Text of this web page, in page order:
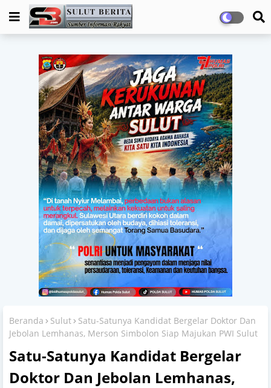
Beranda Sulut
Satu-Satunya Kandidat Bergelar Doktor Dan
Jebolan Lemhanas, Merson Simbolon Siap Majukan PWI Sulut
Satu-Satunya Kandidat Bergelar
Doktor Dan Jebolan Lemhanas,